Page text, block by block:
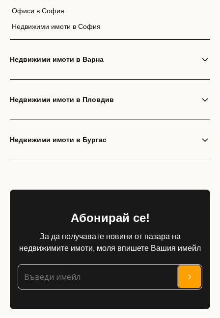
Офиси в София
Недвижими имоти в София
Недвижими имоти в Варна
Недвижими имоти в Пловдив
Недвижими имоти в Бургас
Абонирай се!
За да получавате новини от пазара на
недвижимите имоти, моля впишете Вашия имейл